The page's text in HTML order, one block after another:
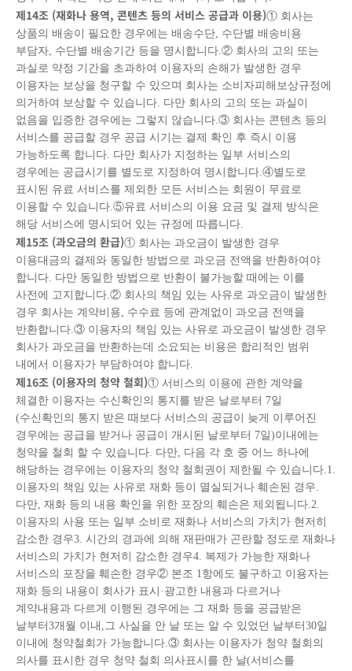
제14조 (재화나 용역, 콘텐츠 등의 서비스 공급과 이용)① 회사는
상품의 배송이 필요한 경우에는 배송수단, 수단별 배송비용
부담자, 수단별 배송기간 등을 명시합니다.② 회사의 고의 또는
과실로 약정 기간을 초과하여 이용자의 손해가 발생한 경우
이용자는 보상을 청구할 수 있으며 회사는 소비자피해보상규정에
의거하여 보상할 수 있습니다. 다만 회사의 고의 또는 과실이
없음을 입증한 경우에는 그렇지 않습니다.③ 회사는 콘텐츠 등의
서비스를 공급할 경우 공급 시기는 결제 확인 후 즉시 이용
가능하도록 합니다. 다만 회사가 지정하는 일부 서비스의
경우에는 공급시기를 별도로 지정하여 명시합니다.④별도로
표시된 유료 서비스를 제외한 모든 서비스는 회원이 무료로
이용할 수 있습니다.⑤유료 서비스의 이용 요금 및 결제 방식은
해당 서비스에 명시되어 있는 규정에 따릅니다.
제15조 (과오금의 환급)① 회사는 과오금이 발생한 경우
이용대금의 결제와 동일한 방법으로 과오금 전액을 반환하여야
합니다. 다만 동일한 방법으로 반환이 불가능할 때에는 이를
사전에 고지합니다.② 회사의 책임 있는 사유로 과오금이 발생한
경우 회사는 계약비용, 수수료 등에 관계없이 과오금 전액을
반환합니다.③ 이용자의 책임 있는 사유로 과오금이 발생한 경우
회사가 과오금을 반환하는데 소요되는 비용은 합리적인 범위
내에서 이용자가 부담하여야 합니다.
제16조 (이용자의 청약 철회)① 서비스의 이용에 관한 계약을
체결한 이용자는 수신확인의 통지를 받은 날로부터 7일
(수신확인의 통지 받은 때보다 서비스의 공급이 늦게 이루어진
경우에는 공급을 받거나 공급이 개시된 날로부터 7일)이내에는
청약을 철회 할 수 있습니다. 다만, 다음 각 호 중 어느 하나에
해당하는 경우에는 이용자의 청약 철회권이 제한될 수 있습니다.1.
이용자의 책임 있는 사유로 재화 등이 멸실되거나 훼손된 경우.
다만, 재화 등의 내용 확인을 위한 포장의 훼손은 제외됩니다.2.
이용자의 사용 또는 일부 소비로 재화나 서비스의 가치가 현저히
감소한 경우3. 시간의 경과에 의해 재판매가 곤란할 정도로 재화나
서비스의 가치가 현저히 감소한 경우4. 복제가 가능한 재화나
서비스의 포장을 훼손한 경우② 본조 1항에도 불구하고 이용자는
재화 등의 내용이 회사가 표시·광고한 내용과 다르거나
계약내용과 다르게 이행된 경우에는 그 재화 등을 공급받은
날부터3개월 이내,그 사실을 안 날 또는 알 수 있었던 날부터30일
이내에 청약철회가 가능합니다.③ 회사는 이용자가 청약 철회의
의사를 표시한 경우 청약 철회 의사표시를 한 날(서비스를